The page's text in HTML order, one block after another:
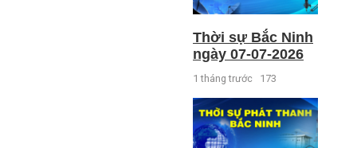
Thời sự Bắc Ninh
ngày 07-07-2026
1 tháng trước 173